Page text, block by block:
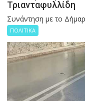
Τριανταφυλλίδη
Συνάντηση με το
ΠΟΛΙΤΙΚΑ